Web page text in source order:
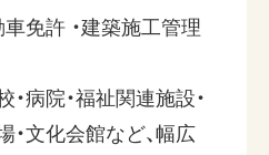
車免許 ・建築施工管理
・病院・福祉関連施設・
・文化会館など、幅広